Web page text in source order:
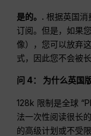
是的。. 根据英国消
订阅。但是，如果
像），您可以放弃
式，因此您不会被
问 4： 为什么英国
128k 限制是全球
法一次性阅读很长
的高级计划或不受